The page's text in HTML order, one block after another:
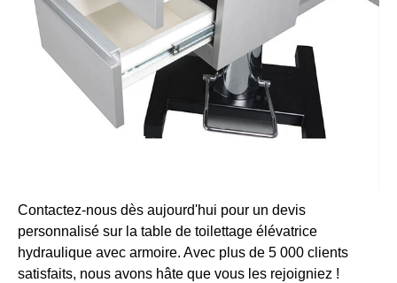
Contactez-nous dès aujourd'hui pour un devis
personnalisé sur la table de toilettage élévatrice
hydraulique avec armoire. Avec plus de 5 000 clients
satisfaits, nous avons hâte que vous les rejoigniez !